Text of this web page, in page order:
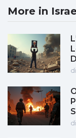
More in